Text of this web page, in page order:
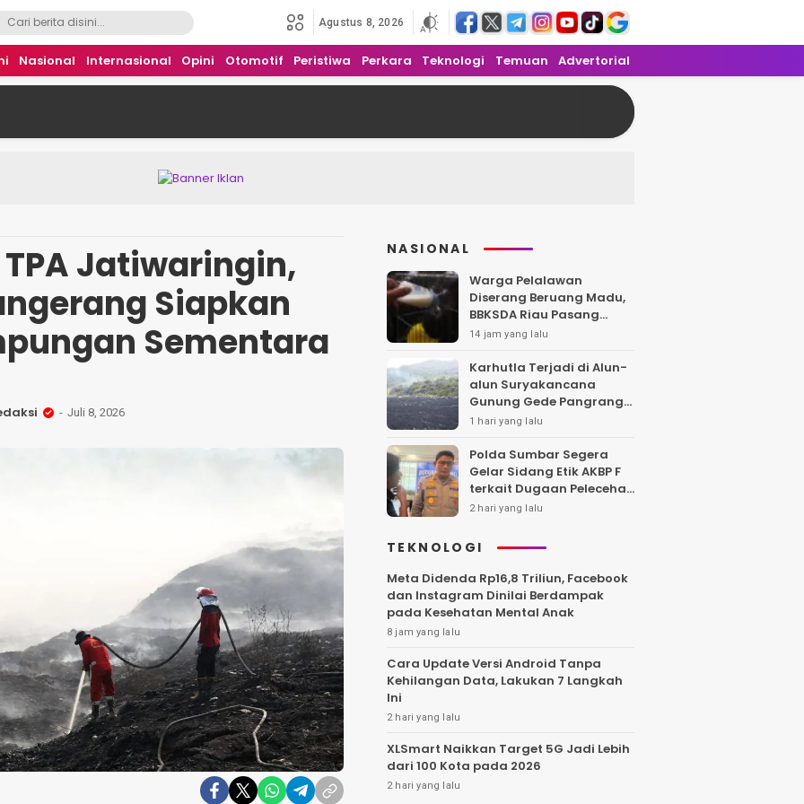
Agustus 8, 2026
Nasional Internasional Opini Otomotif Peristiwa Perkara Teknologi Temuan Advertorial
Jatiwaringin,
Siapkan
Sementara
Juli 8, 2026
NASIONAL
Warga Pelalawan
Diserang Beruang Madu,
BBKSDA Riau Pasang
Kandang Jebak di Lokasi
14 jam yang lalu
Karhutla Terjadi di Alun-
alun Suryakancana
Gunung Gede Pangrango,
Api Berhasil Dipadamka
1 hari yang lalu
Polda Sumbar Segera
Gelar Sidang Etik AKBP F
terkait Dugaan Pelecehan
Polwan
2 hari yang lalu
TEKNOLOGI
Meta Didenda Rp16,8 Triliun, Facebook
dan Instagram Dinilai Berdampak
pada Kesehatan Mental Anak
8 jam yang lalu
Cara Update Versi Android Tanpa
Kehilangan Data, Lakukan 7 Langkah
Ini
2 hari yang lalu
XLSmart Naikkan Target 5G Jadi Lebih
dari 100 Kota pada 2026
2 hari yang lalu